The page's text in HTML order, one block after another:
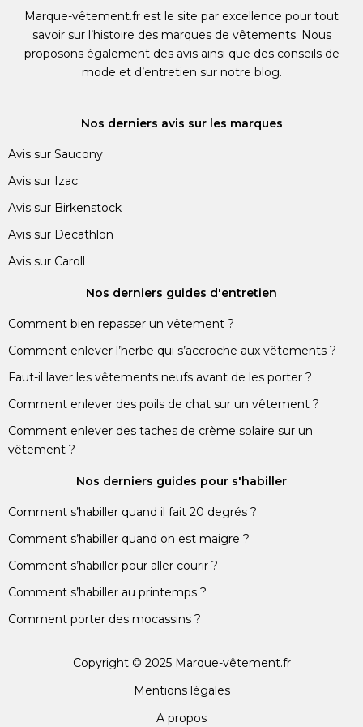
Marque-vêtement.fr est le site par excellence pour tout
savoir sur l’histoire des marques de vêtements. Nous
proposons également des avis ainsi que des conseils de
mode et d’entretien sur notre blog.
Nos derniers avis sur les marques
Avis sur Saucony
Avis sur Izac
Avis sur Birkenstock
Avis sur Decathlon
Avis sur Caroll
Nos derniers guides d'entretien
Comment bien repasser un vêtement ?
Comment enlever l’herbe qui s’accroche aux vêtements ?
Faut-il laver les vêtements neufs avant de les porter ?
Comment enlever des poils de chat sur un vêtement ?
Comment enlever des taches de crème solaire sur un
vêtement ?
Nos derniers guides pour s'habiller
Comment s’habiller quand il fait 20 degrés ?
Comment s’habiller quand on est maigre ?
Comment s’habiller pour aller courir ?
Comment s’habiller au printemps ?
Comment porter des mocassins ?
Copyright © 2025 Marque-vêtement.fr
Mentions légales
A propos